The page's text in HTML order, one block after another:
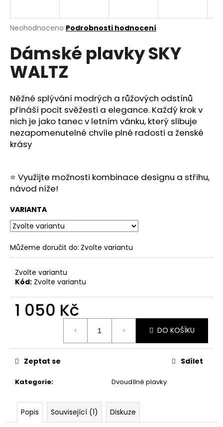
Průměrné
produktu
je
0,0
z
hvězdiček.
Neohodnoceno Podrobnosti hodnocení
Dámské plavky SKY
WALTZ
Něžné splývání modrých a růžových odstínů
přináší pocit svěžesti a elegance. Každý krok v
nich je jako tanec v letním vánku, který slibuje
nezapomenutelné chvíle plné radosti a ženské
krásy
⭐ Využijte možnosti kombinace designu a střihu,
návod níže!
VARIANTA
Můžeme doručit do: Zvolte variantu
Zvolte variantu
Kód: Zvolte variantu
1 050 Kč
DO KOŠÍKU
Kategorie: Dvoudílné plavky
Zeptat se Sdílet
Popis Související (1) Diskuze
j
t
?
HLEDAT
p
o
u
č
u
j
e
m
e